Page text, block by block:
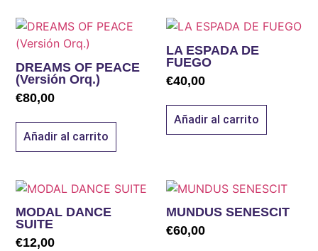
DREAMS OF PEACE
(Versión Orq.)
€80,00
Añadir al carrito
LA ESPADA DE
FUEGO
€40,00
Añadir al carrito
MODAL DANCE
SUITE
€12,00
MUNDUS SENESCIT
€60,00